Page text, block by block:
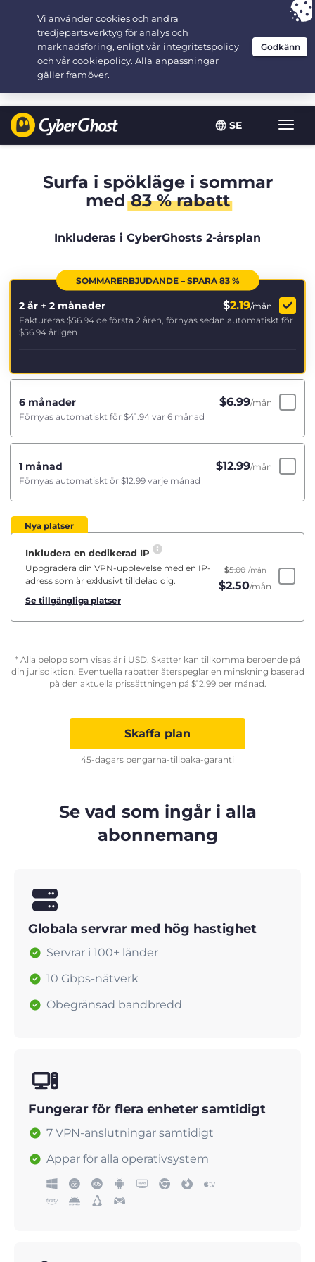
SE
Växla
Your choice:The Best Dealfor 2.1666666666667-years at $
/month
Surfa i spökläge i sommar
med83 % rabatt
Inkluderas i CyberGhosts 2-årsplan
SOMMARERBJUDANDE – SPARA 83 %
2 år + 2 månader $2.19/mån
Faktureras $56.94 de första 2 åren, förnyas sedan automatiskt för
$56.94 årligen
6 månader $6.99/mån
Förnyas automatiskt för $41.94 var 6 månad
1 månad $12.99/mån
Förnyas automatiskt ör $12.99 varje månad
Nya platser
Inkludera en dedikerad IP
Uppgradera din VPN-upplevelse med en IP-
adress som är exklusivt tilldelad dig.
Se tillgängliga platser
$5.00 /mån
$2.50/mån
* Alla belopp som visas är i USD. Skatter kan tillkomma beroende på
din jurisdiktion. Eventuella rabatter återspeglar en minskning baserad
på den aktuella prissättningen på $12.99per månad.
Skaffa plan
45-dagars pengarna-tillbaka-garanti
Se vad som ingår i alla
abonnemang
Globala servrar med hög hastighet
Servrar i 100+ länder
10 Gbps-nätverk
Obegränsad bandbredd
Fungerar för flera enheter samtidigt
7 VPN-anslutningar samtidigt
Appar för alla operativsystem